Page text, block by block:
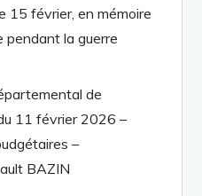
15 février, en mémoire
pendant la guerre
de
11 février 2026 –
–
BAZIN